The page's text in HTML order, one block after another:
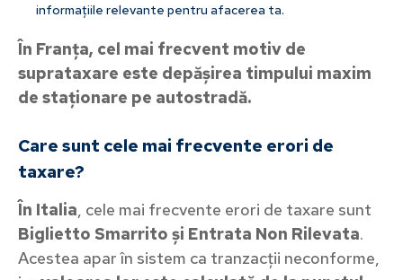
informațiile relevante pentru afacerea ta.
În Franța, cel mai frecvent motiv de
suprataxare este depășirea timpului maxim
de staționare pe autostradă.
Care sunt cele mai frecvente erori de
taxare?
În Italia, cele mai frecvente erori de taxare sunt
Biglietto Smarrito și Entrata Non Rilevata.
Acestea apar în sistem ca tranzacții neconforme,